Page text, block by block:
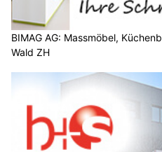
BIMAG AG: Massmöbel,
Wald ZH